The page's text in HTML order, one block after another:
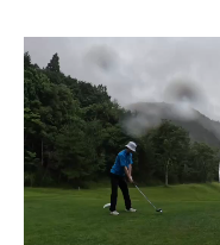
画
プ
レ
ー
ヤ
ー